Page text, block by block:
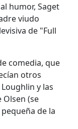
humor, Saget
viudo
de "Full
comedia, que
otros
y las
Olsen (se
de la